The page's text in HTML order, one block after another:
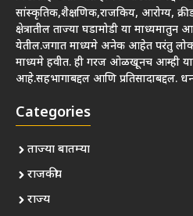
सांस्कृतिक,शैक्षणिक,राजकिय, आरोग्य,
क्षेत्रातील ताज्या घडामोडी या माध्यमातुन
येतील.जगात माध्यमे अनेक आहेत परंतु
माध्यमे हवीत. ही गरज ओळखूनच आम्ही या
आहे.सहभागाबद्दल आणि प्रतिसादाबद्दल.
Categories
ताज्या बातम्या
राजकीय
राज्य